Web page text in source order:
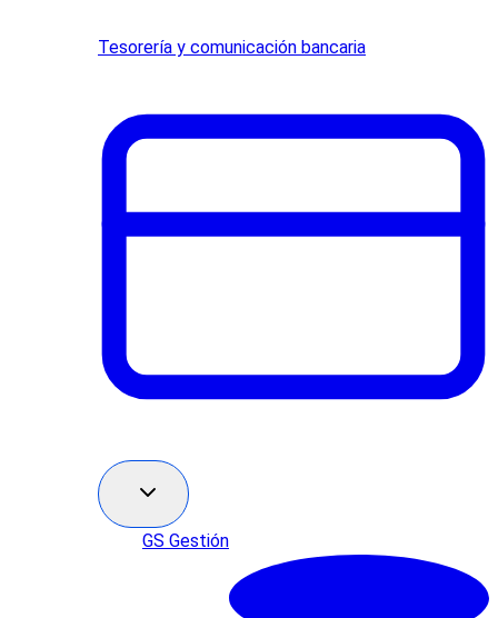
Tesorería y comunicación bancaria
GS Gestión